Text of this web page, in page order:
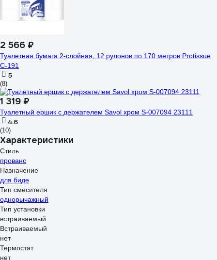
2 566 ₽
Туалетная бумага 2-слойная, 12 рулонов по 170 метров Protissue
С-191
5
(8)
1 319 ₽
Туалетный ершик с держателем Savol хром S-007094 23111
4.6
(10)
Характеристики
Стиль
прованс
Назначение
для биде
Тип смесителя
однорычажный
Тип установки
встраиваемый
Встраиваемый
нет
Термостат
нет